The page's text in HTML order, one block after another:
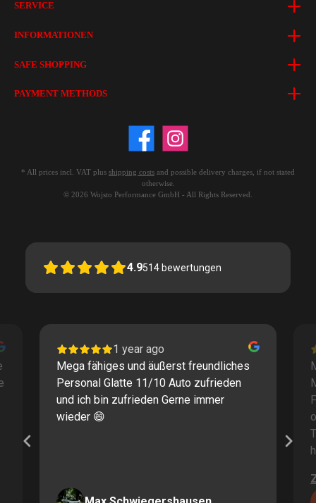
SERVICE
INFORMATIONEN
SAFE SHOPPING
PAYMENT METHODS
* All prices incl. VAT plus shipping costs and possible delivery charges, if not stated
otherwise.
© 2026 Wojsto Performance GmbH - All Rights Reserved.
4.9514 bewertungen
1 year ago
Mega fähiges und äußerst freundliches
Personal Glatte 11/10 Auto zufrieden
und ich bin zufrieden Gerne immer
wieder 😄